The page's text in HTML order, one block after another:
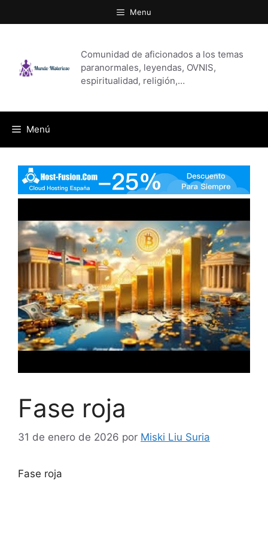
al
Menu
Comunidad de aficionados a los temas
paranormales, leyendas, OVNIS,
espiritualidad, religión,…
Menú
Fase roja
31 de enero de 2026 por Miski Liu Suria
Fase roja